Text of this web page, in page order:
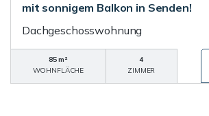
mit sonnigem Balkon in Senden!
Dachgeschosswohnung
85 m²
WOHNFLÄCHE
4
ZIMMER